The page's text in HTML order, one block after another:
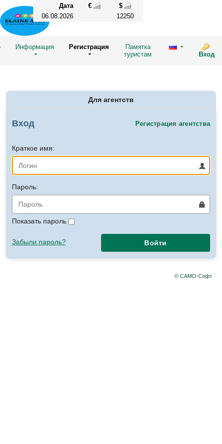
Дата €
$
06.08.2026
12250
Информация Регистрация
Памятка
туристам
Вход
Для агентств
Вход Регистрация агентства
Краткое имя:
Пароль:
Показать пароль
Забыли пароль? Войти
© САМО-Софт